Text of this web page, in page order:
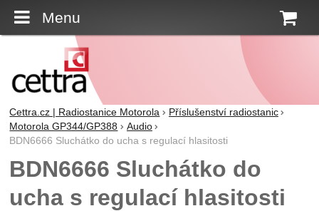
Menu
Cettra.cz | Radiostanice Motorola
Příslušenství radiostanic
Motorola GP344/GP388
Audio
BDN6666 Sluchátko do ucha s regulací hlasitosti
BDN6666 Sluchátko do
ucha s regulací hlasitosti